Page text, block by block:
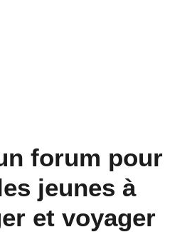
forum pour
jeunes à
et voyager